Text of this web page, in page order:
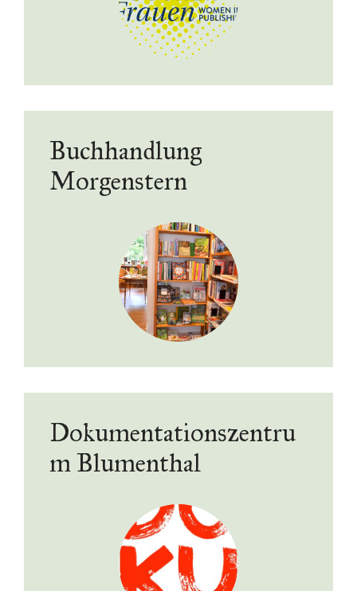
Buchhandlung
Morgenstern
Dokumentationszentru
m Blumenthal